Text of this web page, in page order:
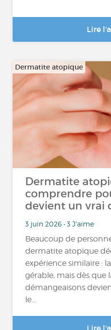
Lire
Dermatite atopique
Dermatite
comprendre
devient un vrai
3 juin 2026 • 3 J'aime
Beaucoup de
dermatite atopique
expérience similaire :
gérable, mais dès que
démangeaisons
le...
Lire